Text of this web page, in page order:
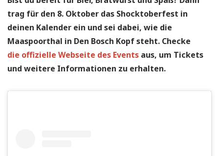
trag für den 8. Oktober das Shocktoberfest in
deinen Kalender ein und sei dabei, wie die
Maaspoorthal in Den Bosch Kopf steht. Checke
die offizielle Webseite des Events aus, um Tickets
und weitere Informationen zu erhalten.